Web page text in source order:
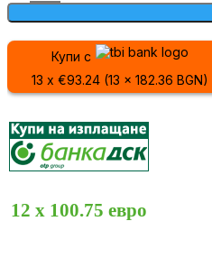
Купи с
13 x €93.24 (13 x 182.36 BGN)
12 x 100.75 евро